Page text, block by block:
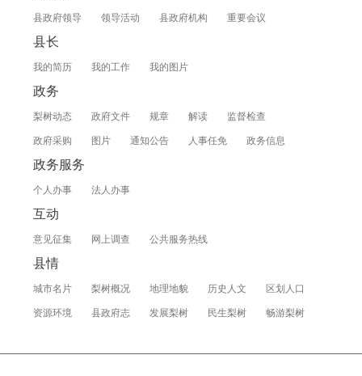
县政府领导 领导活动 县政府机构 重要会议
县长
我的简历 我的工作 我的图片
政务
梨树动态 政府文件 规章 解读 监督检查
政府采购 图片 通知公告 人事任免 政务信息
政务服务
个人办事 法人办事
互动
意见征集 网上调查 公共服务热线
县情
城市名片 梨树概况 地理地貌 历史人文 区划人口
资源环境 县政府志 发展梨树 民生梨树 畅游梨树